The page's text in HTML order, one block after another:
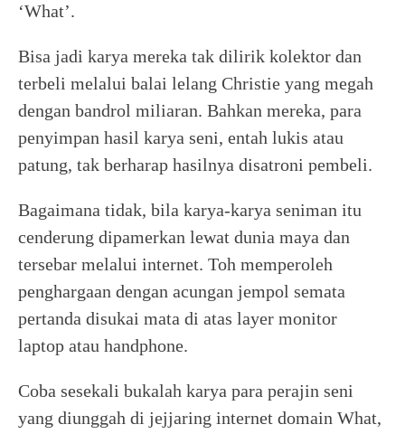
‘What’.
Bisa jadi karya mereka tak dilirik kolektor dan
terbeli melalui balai lelang Christie yang megah
dengan bandrol miliaran. Bahkan mereka, para
penyimpan hasil karya seni, entah lukis atau
patung, tak berharap hasilnya disatroni pembeli.
Bagaimana tidak, bila karya-karya seniman itu
cenderung dipamerkan lewat dunia maya dan
tersebar melalui internet. Toh memperoleh
penghargaan dengan acungan jempol semata
pertanda disukai mata di atas layer monitor
laptop atau handphone.
Coba sesekali bukalah karya para perajin seni
yang diunggah di jejjaring internet domain What,